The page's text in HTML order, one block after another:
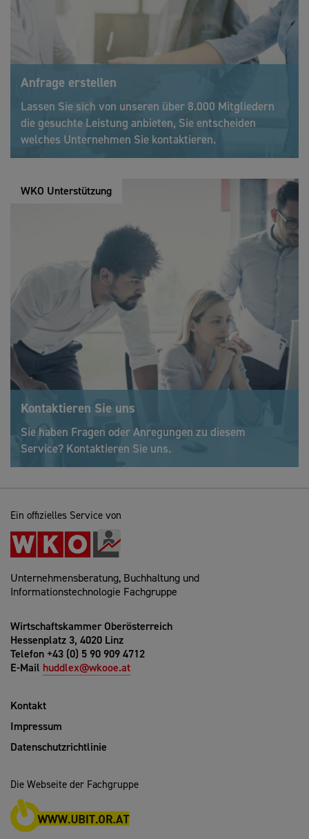
Anfrage erstellen
Lassen Sie sich von unseren über 8.000 Mitgliedern
die gesuchte Leistung anbieten, Sie entscheiden
welches Unternehmen Sie kontaktieren.
WKO Unterstützung
Kontaktieren Sie uns
Sie haben Fragen oder Anregungen zu diesem
Service? Kontaktieren Sie uns.
Ein offizielles Service von
Unternehmensberatung, Buchhaltung und
Informationstechnologie Fachgruppe
Wirtschaftskammer Oberösterreich
Hessenplatz 3, 4020 Linz
Telefon +43 (0) 5 90 909 4712
E-Mail huddlex@wkooe.at
Kontakt
Impressum
Datenschutzrichtlinie
Die Webseite der Fachgruppe